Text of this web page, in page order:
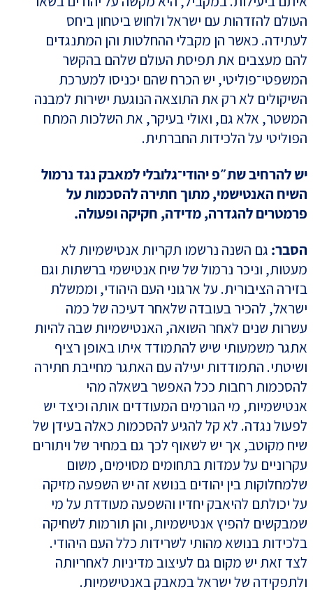
העולם להזדהות עם ישראל ולחוש ביטחון ביחס
לעתידה. כאשר הן מקבלי ההחלטות והן המתנגדים
להם מעצבים את תפיסת העולם שלהם בהקשר
המשפטי־פוליטי, יש הכרח שהם יכניסו למערכת
השיקולים לא רק את התוצאה הנוגעת ישירות למבנה
המשטר, אלא גם, ואולי בעיקר, את השלכות המתח
הפוליטי על הלכידות החברתית.
יש להרחיב שת״פ יהודי־גלובלי למאבק נגד נרמול
השיח האנטישמי, מתוך חתירה להסכמות על
פרמטרים להגדרה, מדידה, חקיקה ופעולה.
הסבר: גם השנה נרשמו תקריות אנטישמיות לא
מעטות, וניכר נרמול של שיח אנטישמי ברשתות וגם
בזירה הציבורית. על ארגוני העם היהודי, וממשלת
ישראל, להכיר בעובדה שלאחר דעיכה של כמה
עשרות שנים לאחר השואה, האנטישמיות שבה להיות
אתגר משמעותי שיש להתמודד איתו באופן רציף
ושיטתי. התמודדות יעילה עם האתגר מחייבת חתירה
להסכמות רחבות ככל האפשר בשאלה מהי
אנטישמיות, מי הגורמים המעודדים אותה וכיצד יש
לפעול נגדה. לא קל להגיע להסכמות כאלה בעידן של
שיח מקוטב, אך יש לשאוף לכך גם במחיר של ויתורים
עקרוניים על עמדות בתחומים מסוימים, משום
שלמחלוקות בין יהודים בנושא זה יש השפעה מזיקה
על יכולתם להיאבק יחדיו והשפעה מעודדת על מי
שמבקשים להפיץ אנטישמיות, והן תורמות לשחיקה
בלכידות בנושא מהותי לשרידות כלל העם היהודי.
לצד זאת יש מקום גם לעיצוב מדיניות לאחריותה
ולתפקידה של ישראל במאבק באנטישמיות.